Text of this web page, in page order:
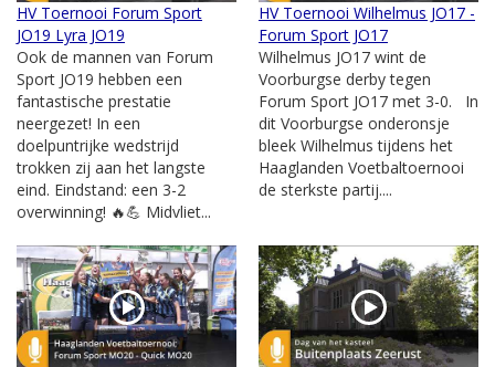
HV Toernooi Forum Sport
JO19 Lyra JO19
Ook de mannen van Forum
Sport JO19 hebben een
fantastische prestatie
neergezet! In een
doelpuntrijke wedstrijd
trokken zij aan het langste
eind. Eindstand: een 3-2
overwinning! 🔥💪 Midvliet...
HV Toernooi Wilhelmus JO17 -
Forum Sport JO17
Wilhelmus JO17 wint de
Voorburgse derby tegen
Forum Sport JO17 met 3-0. In
dit Voorburgse onderonsje
bleek Wilhelmus tijdens het
Haaglanden Voetbaltoernooi
de sterkste partij....